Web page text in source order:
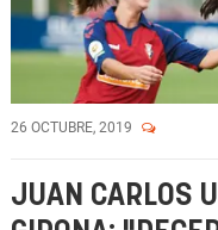
26 OCTUBRE, 2019
JUAN CARLOS